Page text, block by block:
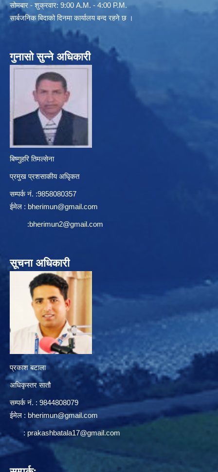
सोमबार - शुक्रवार: 9:00 A.M. - 4:00 P.M.
सार्बजनिक बिदाको दिनमा कार्यालय बन्द रहने छ ।
गुनासो सुन्ने अधिकारी
बिष्णुहरि तिमल्सेना
प्रमुख प्रशसाकीय अधिृकत
सम्पर्क न‌ं. :9858080357
ईमेल : bherimun@gmail.com
:bherimun2@gmail.com
सूचना अधिकारी
प्रकाश बटाला
अधिकृस्तर सातौ
सम्पर्क न‌ं. : 9844808079
ईमेल : bherimun@gmail.com
: prakashbatala17@gmail.com